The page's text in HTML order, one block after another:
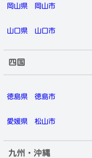
岡山県 岡山市
山口県 山口市
四国
徳島県 徳島市
愛媛県 松山市
九州・沖縄